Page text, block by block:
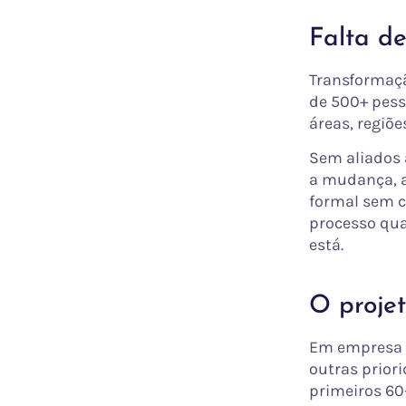
Falta
de 500+
áreas,
Sem
a mudança,
formal sem
processo
está.
O
Em
outras
primeiros